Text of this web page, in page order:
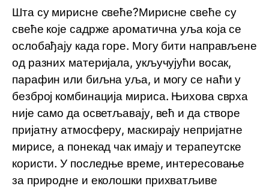
Шта су мирисне свеће?Мирисне свеће су
свеће које садрже ароматична уља која се
ослобађају када горе. Могу бити направљене
од разних материјала, укључујући восак,
парафин или биљна уља, и могу се наћи у
безброј комбинација мириса. Њихова сврха
није само да осветљавају, већ и да створе
пријатну атмосферу, маскирају непријатне
мирисе, а понекад чак имају и терапеутске
користи. У последње време, интересовање
за природне и еколошки прихватљиве